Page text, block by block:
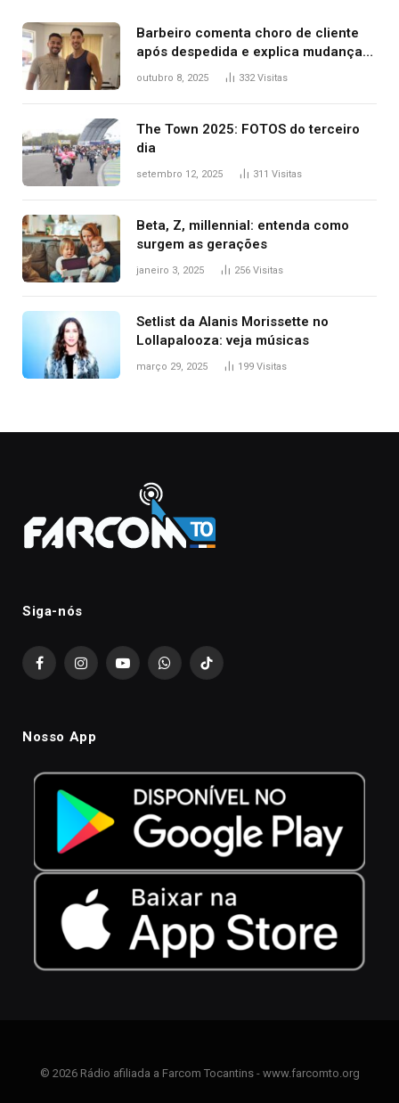
Barbeiro comenta choro de cliente
após despedida e explica mudança
para o TO: ‘Não esperava atingir
outubro 8, 2025 332Visitas
The Town 2025: FOTOS do terceiro
dia
setembro 12, 2025 311 Visitas
Beta, Z, millennial: entenda como
surgem as gerações
janeiro 3, 2025 256 Visitas
Setlist da Alanis Morissette no
Lollapalooza: veja músicas
março 29, 2025 199 Visitas
Siga-nós
FacebookInstagramYouTubeWhatsAppTikTok
Nosso App
© 2026 Rádio afiliada a Farcom Tocantins - www.farcomto.org